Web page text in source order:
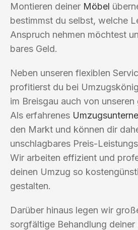
Montieren deiner Möbel
bestimmst du selbst, welche
Anspruch nehmen möchtest
bares Geld.
Neben unseren flexiblen
profitierst du bei
im Breisgau auch von unseren
Als erfahrenes
den Markt und können dir
unschlagbares Preis-
Wir arbeiten effizient und
deinen Umzug so
gestalten.
Darüber hinaus legen wir
sorgfältige Behandlung deiner